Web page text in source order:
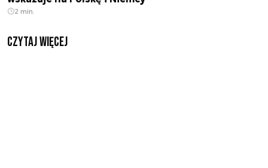
2 min.
czytaj więcej